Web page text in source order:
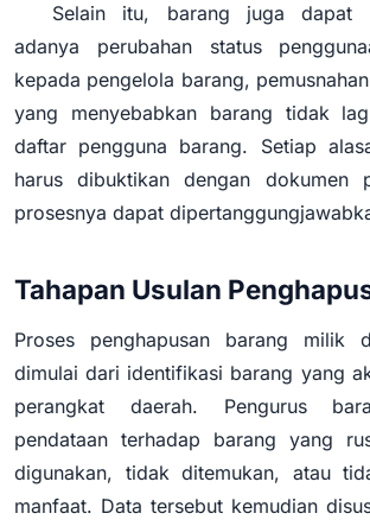
Selain itu, barang juga dapat
adanya perubahan status
kepada pengelola barang,
yang menyebabkan barang tidak
daftar pengguna barang. Setiap
harus dibuktikan dengan dokumen
prosesnya dapat
Tahapan Usulan
Proses penghapusan barang milik
dimulai dari identifikasi barang yang
perangkat daerah. Pengurus
pendataan terhadap barang yang
digunakan, tidak ditemukan, atau
manfaat. Data tersebut kemudian